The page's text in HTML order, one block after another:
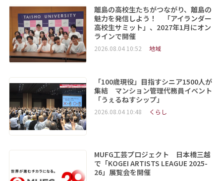
離島の高校生たちがつながり、離島の
魅力を発信しよう！ 「アイランダー
高校生サミット」、2027年1月にオン
ラインで開催
2026.08.04 10:52 地域
「100歳現役」目指すシニア1500人が
集結 マンション管理代務員イベント
「うぇるねすシップ」
2026.08.04 10:48 くらし
MUFG工芸プロジェクト 日本橋三越
で「KOGEI ARTISTS LEAGUE 2025-
26」展覧会を開催